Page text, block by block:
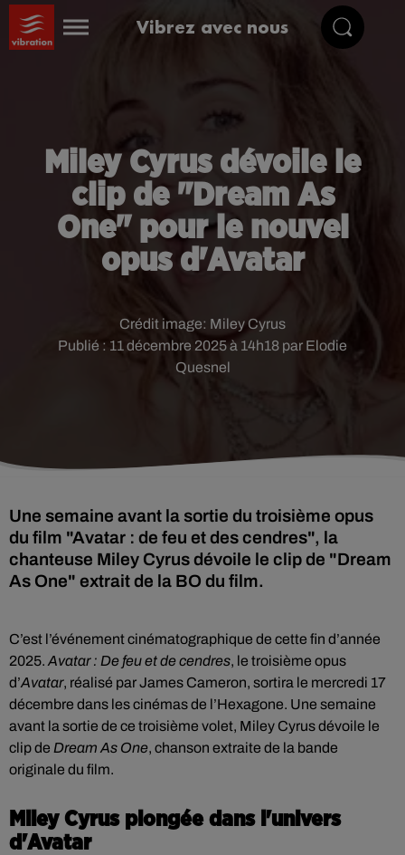
Vibrez avec nous
Miley Cyrus dévoile le
clip de "Dream As
One" pour le nouvel
opus d'Avatar
Publié : 11 décembre 2025 à 14h18 par Elodie
Quesnel
Crédit image: Miley Cyrus
Une semaine avant la sortie du troisième opus
du film "Avatar : de feu et des cendres", la
chanteuse Miley Cyrus dévoile le clip de "Dream
As One" extrait de la BO du film.
C’est l’événement cinématographique de cette fin d’année
2025. Avatar : De feu et de cendres, le troisième opus
d’Avatar, réalisé par James Cameron, sortira le mercredi 17
décembre dans les cinémas de l’Hexagone. Une semaine
avant la sortie de ce troisième volet, Miley Cyrus dévoile le
clip de Dream As One, chanson extraite de la bande
originale du film.
Miley Cyrus plongée dans l'univers
d'Avatar